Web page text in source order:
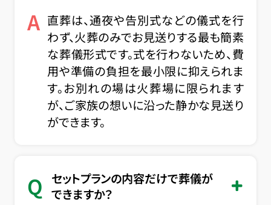
A 直葬は、通夜や告別式などの儀式を行
わず、火葬のみでお見送りする最も簡素
な葬儀形式です。式を行わないため、費
用や準備の負担を最小限に抑えられま
す。お別れの場は火葬場に限られます
が、ご家族の想いに沿った静かな見送り
ができます。
Q
セットプランの内容だけで葬儀が
できますか？